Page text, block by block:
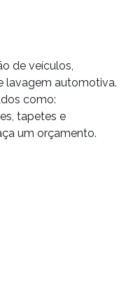
de veículos,
lavagem automotiva.
como:
tapetes e
um orçamento.